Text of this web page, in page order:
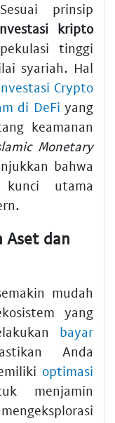
prinsip
kripto
tinggi
syariah. Hal
Crypto
di DeFi yang
keamanan
Monetary
bahwa
utama
Aset dan
mudah
yang
bayar
Anda
optimasi
menjamin